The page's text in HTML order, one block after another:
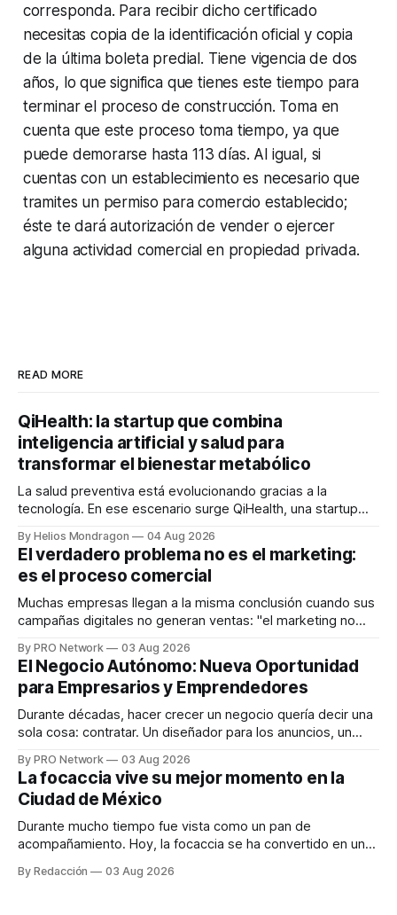
corresponda. Para recibir dicho certificado
necesitas copia de la identificación oficial y copia
de la última boleta predial. Tiene vigencia de dos
años, lo que significa que tienes este tiempo para
terminar el proceso de construcción. Toma en
cuenta que este proceso toma tiempo, ya que
puede demorarse hasta 113 días. Al igual, si
cuentas con un establecimiento es necesario que
tramites un permiso para comercio establecido;
éste te dará autorización de vender o ejercer
alguna actividad comercial en propiedad privada.
READ MORE
QiHealth: la startup que combina
inteligencia artificial y salud para
transformar el bienestar metabólico
La salud preventiva está evolucionando gracias a la
tecnología. En ese escenario surge QiHealth, una startup
dispositivos inteligentes, inteligencia artificial y monitoreo
en tiempo real para ayudar a las personas a tomar mejores
decisiones sobre su salud metabólica. Su propuesta busca
responder
By Helios Mondragon 04 Aug 2026
El verdadero problema no es el marketing:
es el proceso comercial
Muchas empresas llegan a la misma conclusión cuando sus
campañas digitales no generan ventas: "el marketing no
INTERIUS, el problema suele estar en otro lugar. Durante
una entrevista para el podcast SER PRO, el especialista en
marketing digital explicó que
By PRO Network 03 Aug 2026
El Negocio Autónomo: Nueva Oportunidad
para Empresarios y Emprendedores
Durante décadas, hacer crecer un negocio quería decir una
sola cosa: contratar. Un diseñador para los anuncios, un
para los textos, alguien que supiera de publicidad digital
para encontrar prospectos, un vendedor para atender
llamadas y mensajes, y —con suerte— una persona
By PRO Network 03 Aug 2026
La focaccia vive su mejor momento en la
Ciudad de México
Durante mucho tiempo fue vista como un pan de
acompañamiento. Hoy, la focaccia se ha convertido en uno
artesanal, ingredientes de calidad y experiencias que
By Redacción 03 Aug 2026